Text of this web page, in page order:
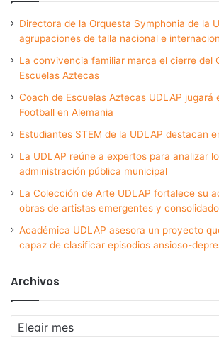
Directora de la Orquesta Symphonia de la
agrupaciones de talla nacional e
La convivencia familiar marca el cierre del
Escuelas Aztecas
Coach de Escuelas Aztecas UDLAP jugará
Football en Alemania
Estudiantes STEM de la UDLAP destacan
La UDLAP reúne a expertos para analizar
administración pública municipal
La Colección de Arte UDLAP fortalece su
obras de artistas emergentes y
Académica UDLAP asesora un proyecto
capaz de clasificar episodios ansioso-
Archivos
Archivos